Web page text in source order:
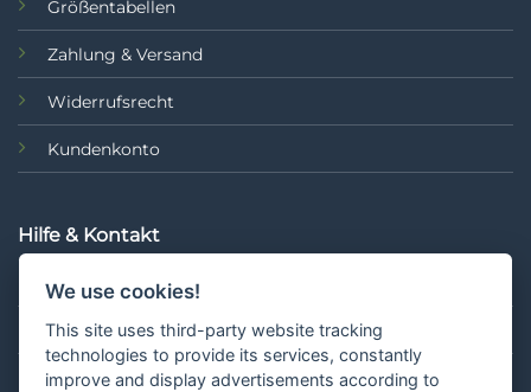
Größentabellen
Zahlung & Versand
Widerrufsrecht
Kundenkonto
Hilfe & Kontakt
FAQ
Hilfe & Kontakt
Retouren
We use cookies!
This site uses third-party website tracking
technologies to provide its services, constantly
improve and display advertisements according to